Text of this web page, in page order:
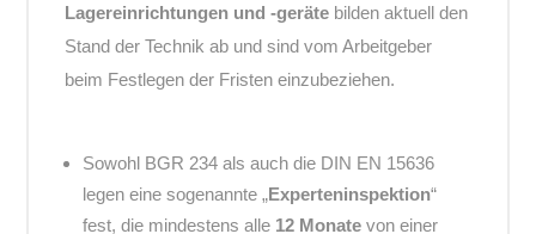
Lagereinrichtungen und -geräte bilden aktuell den
Stand der Technik ab und sind vom Arbeitgeber
beim Festlegen der Fristen einzubeziehen.
Sowohl BGR 234 als auch die DIN EN 15636
legen eine sogenannte „Experteninspektion“
fest, die mindestens alle 12 Monate von einer